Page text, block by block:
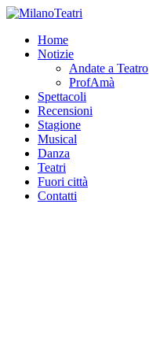
Home
Notizie
Andate a Teatro
ProfAmà
Spettacoli
Recensioni
Stagione
Musical
Danza
Teatri
Fuori città
Contatti